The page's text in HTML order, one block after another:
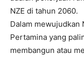
NZE di tahun 2060.
Dalam mewujudkan
Pertamina yang
membangun atau